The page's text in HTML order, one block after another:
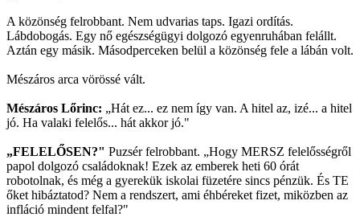
A közönség felrobbant. Nem udvarias taps. Igazi ordítás.
Lábdobogás. Egy nő egészségügyi dolgozó egyenruhában felállt.
Aztán egy másik. Másodperceken belül a közönség fele a lábán volt.
Mészáros arca vörössé vált.
Mészáros Lőrinc: „Hát ez... ez nem így van. A hitel az, izé... a hitel
jó. Ha valaki felelős... hát akkor jó."
„FELELŐSEN?" Puzsér felrobbant. „Hogy MERSZ felelősségről
papol dolgozó családoknak! Ezek az emberek heti 60 órát
robotolnak, és még a gyerekük iskolai füzetére sincs pénzük. És TE
őket hibáztatod? Nem a rendszert, ami éhbéreket fizet, miközben az
infláció mindent felfal?"